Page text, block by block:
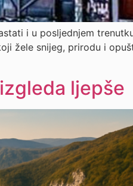
i u posljednjem
žele snijeg, prirodu i
ljepše